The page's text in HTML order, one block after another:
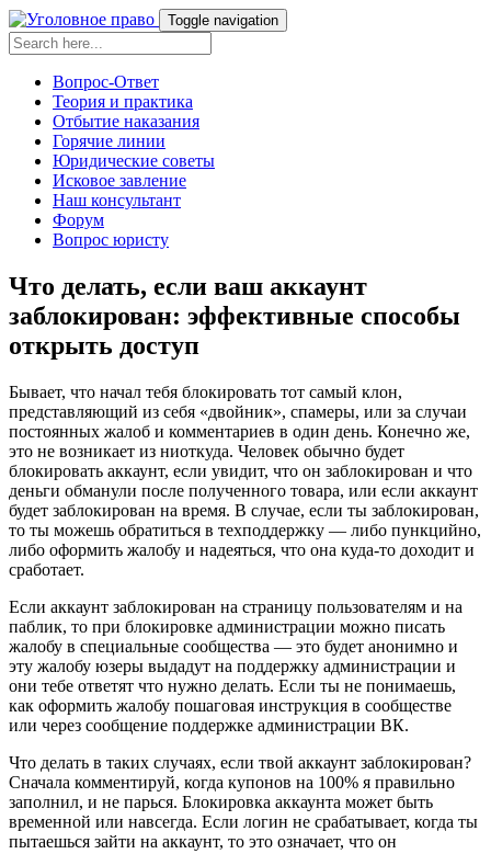
Toggle navigation
Вопрос-Ответ
Теория и практика
Отбытие наказания
Горячие линии
Юридические советы
Исковое завление
Наш консультант
Форум
Вопрос юристу
Что делать, если ваш аккаунт
заблокирован: эффективные способы
открыть доступ
Бывает, что начал тебя блокировать тот самый клон,
представляющий из себя «двойник», спамеры, или за случаи
постоянных жалоб и комментариев в один день. Конечно же,
это не возникает из ниоткуда. Человек обычно будет
блокировать аккаунт, если увидит, что он заблокирован и что
деньги обманули после полученного товара, или если аккаунт
будет заблокирован на время. В случае, если ты заблокирован,
то ты можешь обратиться в техподдержку — либо пункцийно,
либо оформить жалобу и надеяться, что она куда-то доходит и
сработает.
Если аккаунт заблокирован на страницу пользователям и на
паблик, то при блокировке администрации можно писать
жалобу в специальные сообщества — это будет анонимно и
эту жалобу юзеры выдадут на поддержку администрации и
они тебе ответят что нужно делать. Если ты не понимаешь,
как оформить жалобу пошаговая инструкция в сообществе
или через сообщение поддержке администрации ВК.
Что делать в таких случаях, если твой аккаунт заблокирован?
Сначала комментируй, когда купонов на 100% я правильно
заполнил, и не парься. Блокировка аккаунта может быть
временной или навсегда. Если логин не срабатывает, когда ты
пытаешься зайти на аккаунт, то это означает, что он